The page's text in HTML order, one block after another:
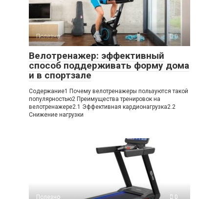
Полезно 0
Велотренажер: эффективный
способ поддерживать форму дома
и в спортзале
Содержание1 Почему велотренажеры пользуются такой
популярностью2 Преимущества тренировок на
велотренажере2.1 Эффективная кардионагрузка2.2
Снижение нагрузки
Полезно 0